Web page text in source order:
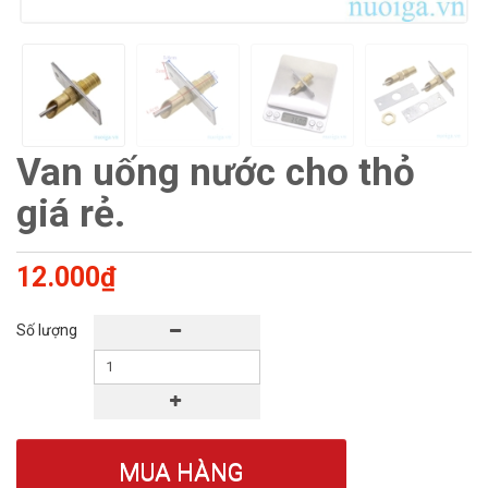
Van uống nước cho thỏ
giá rẻ.
12.000₫
Số lượng
MUA HÀNG